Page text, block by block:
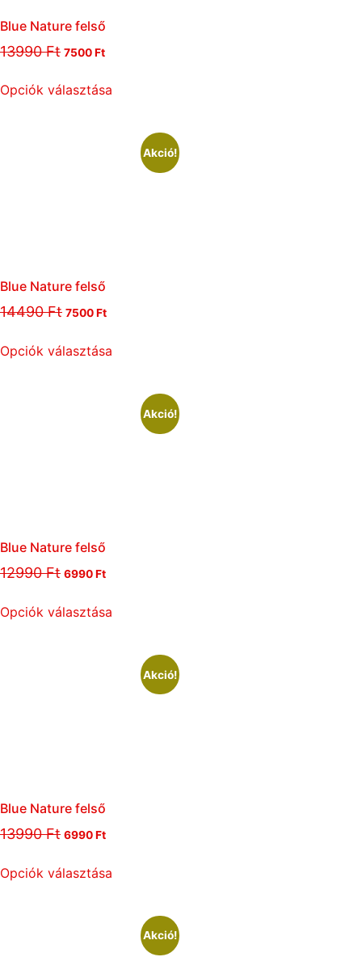
Blue Nature felső
13990Ft 7500Ft
Opciók választása
Akció!
Blue Nature felső
14490Ft 7500Ft
Opciók választása
Akció!
Blue Nature felső
12990Ft 6990Ft
Opciók választása
Akció!
Blue Nature felső
13990Ft 6990Ft
Opciók választása
Akció!